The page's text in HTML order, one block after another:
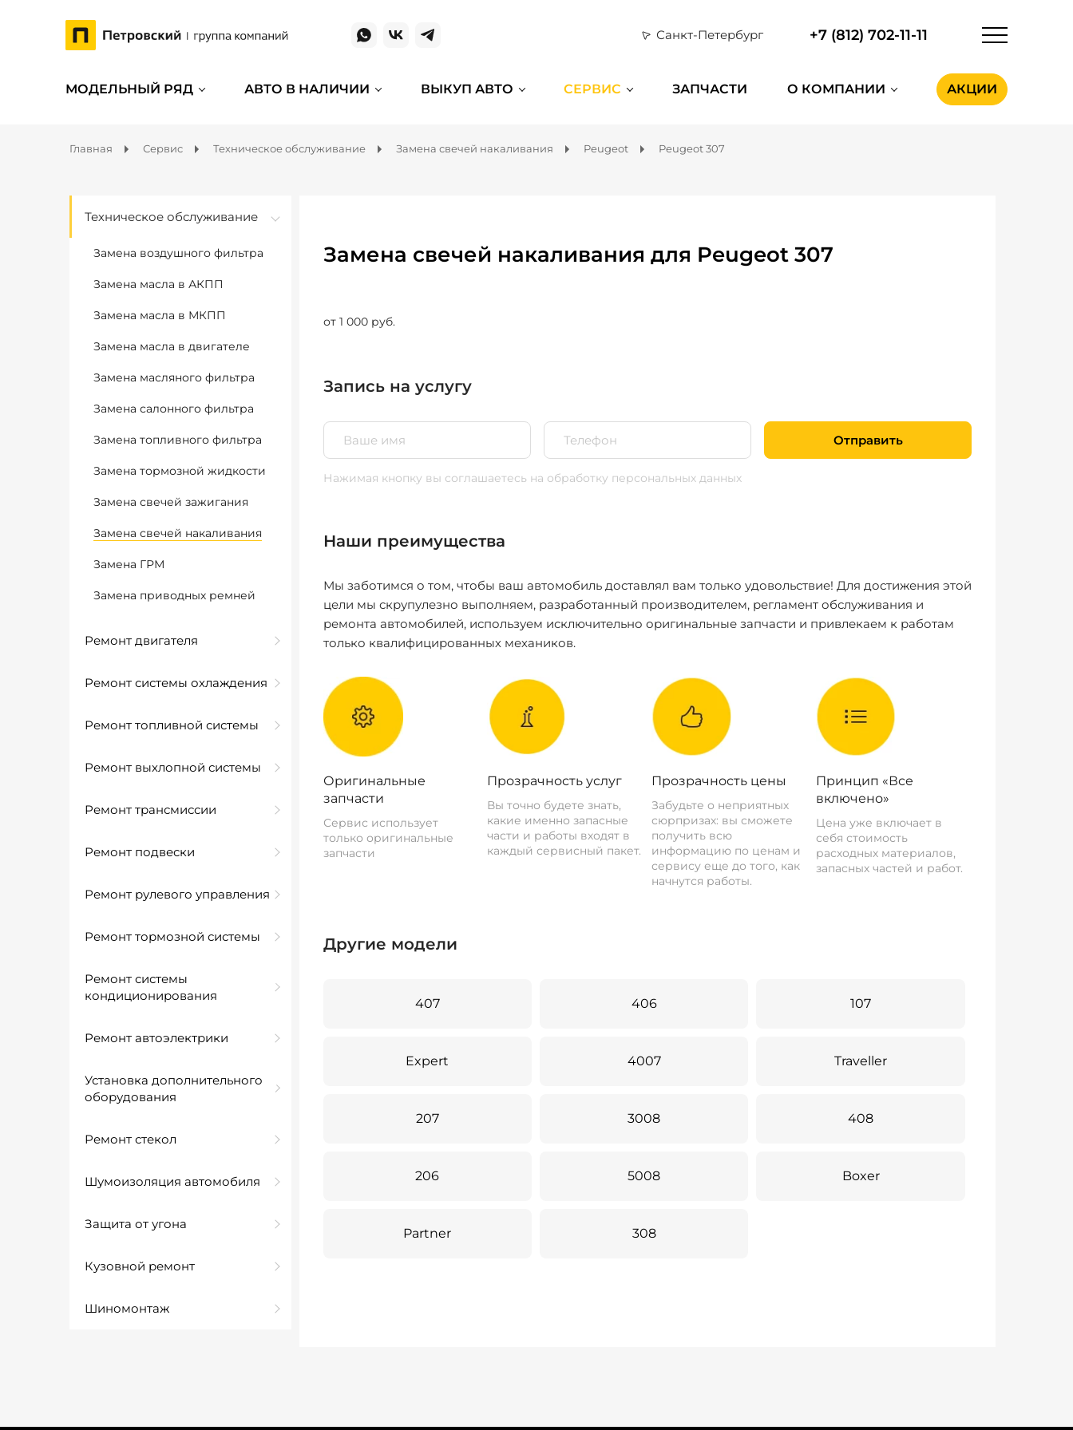
Санкт-Петербург +7 (812) 702-11-11
МОДЕЛЬНЫЙ РЯД АВТО В НАЛИЧИИ ВЫКУП АВТО СЕРВИС ЗАПЧАСТИ О КОМПАНИИ АКЦИИ
Главная Сервис Техническое обслуживание Замена свечей накаливания Peugeot Peugeot 307
Техническое обслуживание
Замена воздушного фильтра
Замена масла в АКПП
Замена масла в МКПП
Замена масла в двигателе
Замена масляного фильтра
Замена салонного фильтра
Замена топливного фильтра
Замена тормозной жидкости
Замена свечей зажигания
Замена свечей накаливания
Замена ГРМ
Замена приводных ремней
Ремонт двигателя
Ремонт системы охлаждения
Ремонт топливной системы
Ремонт выхлопной системы
Ремонт трансмиссии
Ремонт подвески
Ремонт рулевого управления
Ремонт тормозной системы
Ремонт системы
кондиционирования
Ремонт автоэлектрики
Установка дополнительного
оборудования
Ремонт стекол
Шумоизоляция автомобиля
Защита от угона
Кузовной ремонт
Шиномонтаж
Замена свечей накаливания для Peugeot 307
от 1 000 руб.
Запись на услугу
Отправить
Нажимая кнопку вы соглашаетесь на обработку персональных данных
Наши преимущества
Мы заботимся о том, чтобы ваш автомобиль доставлял вам только удовольствие! Для достижения этой
цели мы скрупулезно выполняем, разработанный производителем, регламент обслуживания и
ремонта автомобилей, используем исключительно оригинальные запчасти и привлекаем к работам
только квалифицированных механиков.
Оригинальные
запчасти
Сервис использует
только оригинальные
запчасти
Прозрачность услуг
Вы точно будете знать,
какие именно запасные
части и работы входят в
каждый сервисный пакет.
Прозрачность цены
Забудьте о неприятных
сюрпризах: вы сможете
получить всю
информацию по ценам и
сервису еще до того, как
начнутся работы.
Принцип «Все
включено»
Цена уже включает в
себя стоимость
расходных материалов,
запасных частей и работ.
Другие модели
407 406 107
Expert 4007 Traveller
207 3008 408
206 5008 Boxer
Partner 308